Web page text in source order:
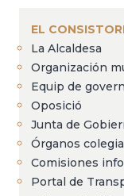
enlaces
de
ayuda
a
la
EL
La Alcaldesa
Organización
Equip de govern
Oposició
Junta de
Órganos
Comisiones
Portal de